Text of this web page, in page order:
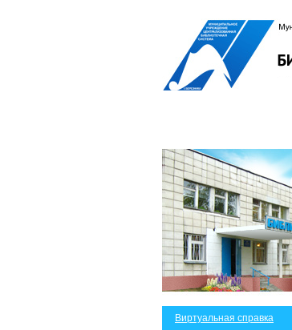
Виртуальная справка